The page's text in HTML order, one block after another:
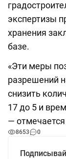
экспертизы
хранения
базе.
«Эти меры
разрешений
снизить
17 до 5 и
—
8653 0